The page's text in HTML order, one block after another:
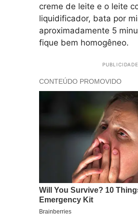
creme de leite e o leite
liquidificador, bata por
aproximadamente 5
fique bem homogêneo.
PUBLICIDADE